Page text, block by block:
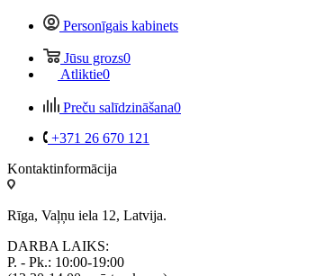
Personīgais kabinets
Jūsu grozs0
Atliktie0
Preču salīdzināšana0
+371 26 670 121
Kontaktinformācija
Rīga, Vaļņu iela 12, Latvija.
DARBA LAIKS:
P. - Pk.: 10:00-19:00